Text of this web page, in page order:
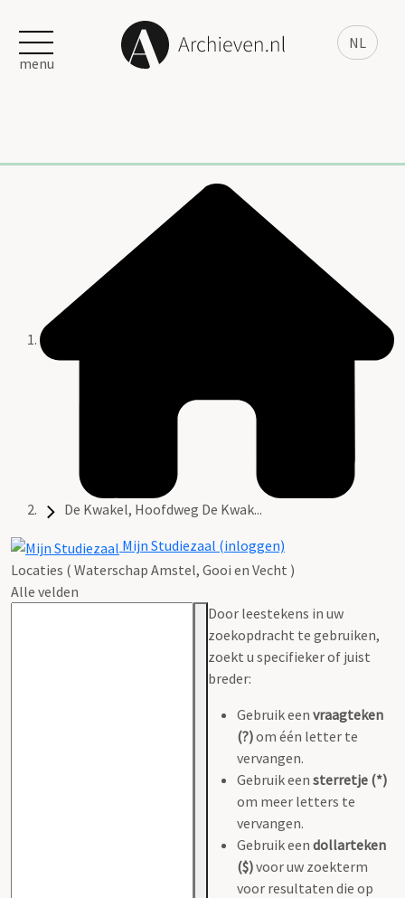
NL
menu
De Kwakel, Hoofdweg De Kwak...
Mijn Studiezaal (inloggen)
Locaties ( Waterschap Amstel, Gooi en Vecht )
Alle velden
Door leestekens in uw
zoekopdracht te gebruiken,
zoekt u specifieker of juist
breder:
Gebruik een vraagteken
(?)om één letter te
vervangen.
Gebruik een sterretje (*)
om meer letters te
vervangen.
Gebruik een dollarteken
($)voor uw zoekterm
voor resultaten die op